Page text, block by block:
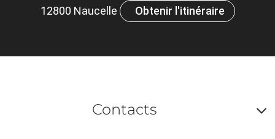
12800 Naucelle
Obtenir l'itinéraire
Contacts